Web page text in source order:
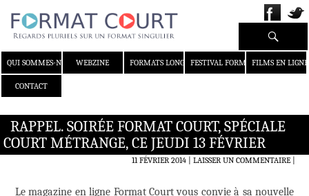
QUI SOMMES-NOUS ?WEBZINE FORMATS LONGS FESTIVAL FORMAT COURT
FILMS EN LIGNE
CONTACT
Recherche
RAPPEL. SOIRÉE FORMAT COURT, SPÉCIALE
COURT MÉTRANGE, CE JEUDI 13 FÉVRIER
11 FÉVRIER 2014 LAISSER UN COMMENTAIRE|
Le magazine en ligne Format Court vous convie à sa nouvelle